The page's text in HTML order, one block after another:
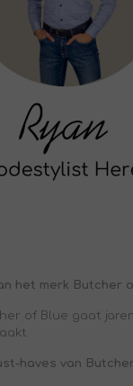
het merk Butcher
of Blue gaat
haves van